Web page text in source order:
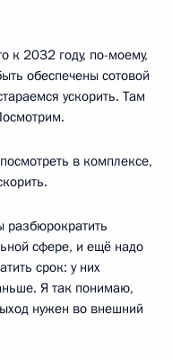
к 2032 году, по-моему,
обеспечены сотовой
ускорить. Там
в комплексе,
разбюрократить
сфере, и ещё надо
срок: у них
Я так понимаю,
нужен во внешний